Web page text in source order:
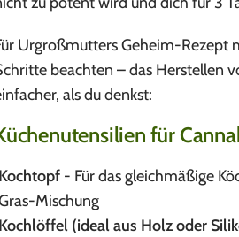
Urgroßmutters Geheim-Rezept
beachten – das Herstellen
als du denkst:
für
- Für das gleichmäßige
Mischung
(ideal aus Holz oder